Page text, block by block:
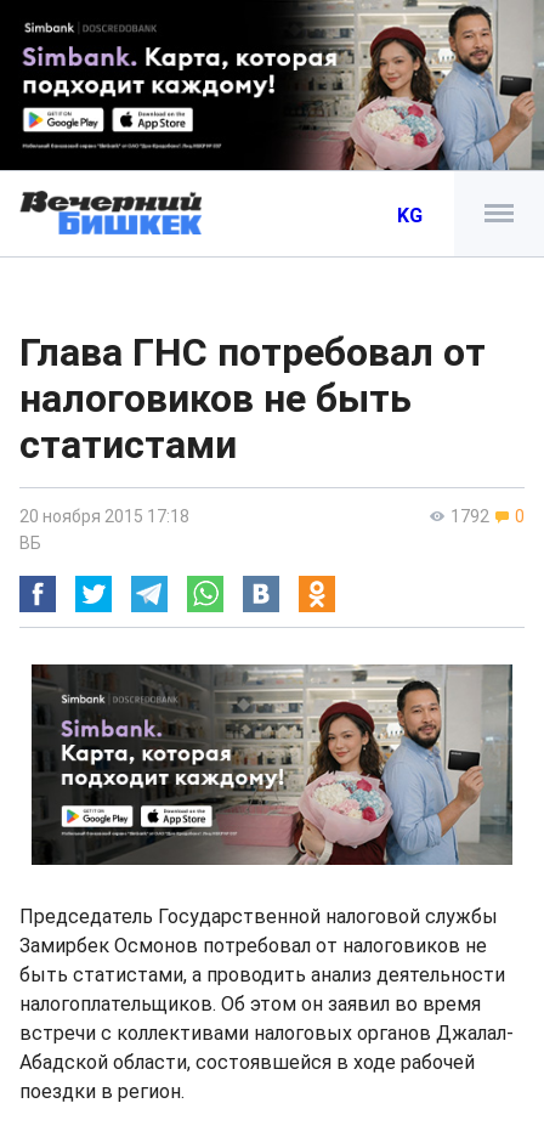
KG
Глава ГНС потребовал от
налоговиков не быть
статистами
1792 0
20 ноября 2015 17:18
ВБ
Председатель Государственной налоговой службы
Замирбек Осмонов потребовал от налоговиков не
быть статистами, а проводить анализ деятельности
налогоплательщиков. Об этом он заявил во время
встречи с коллективами налоговых органов Джалал-
Абадской области, состоявшейся в ходе рабочей
поездки в регион.